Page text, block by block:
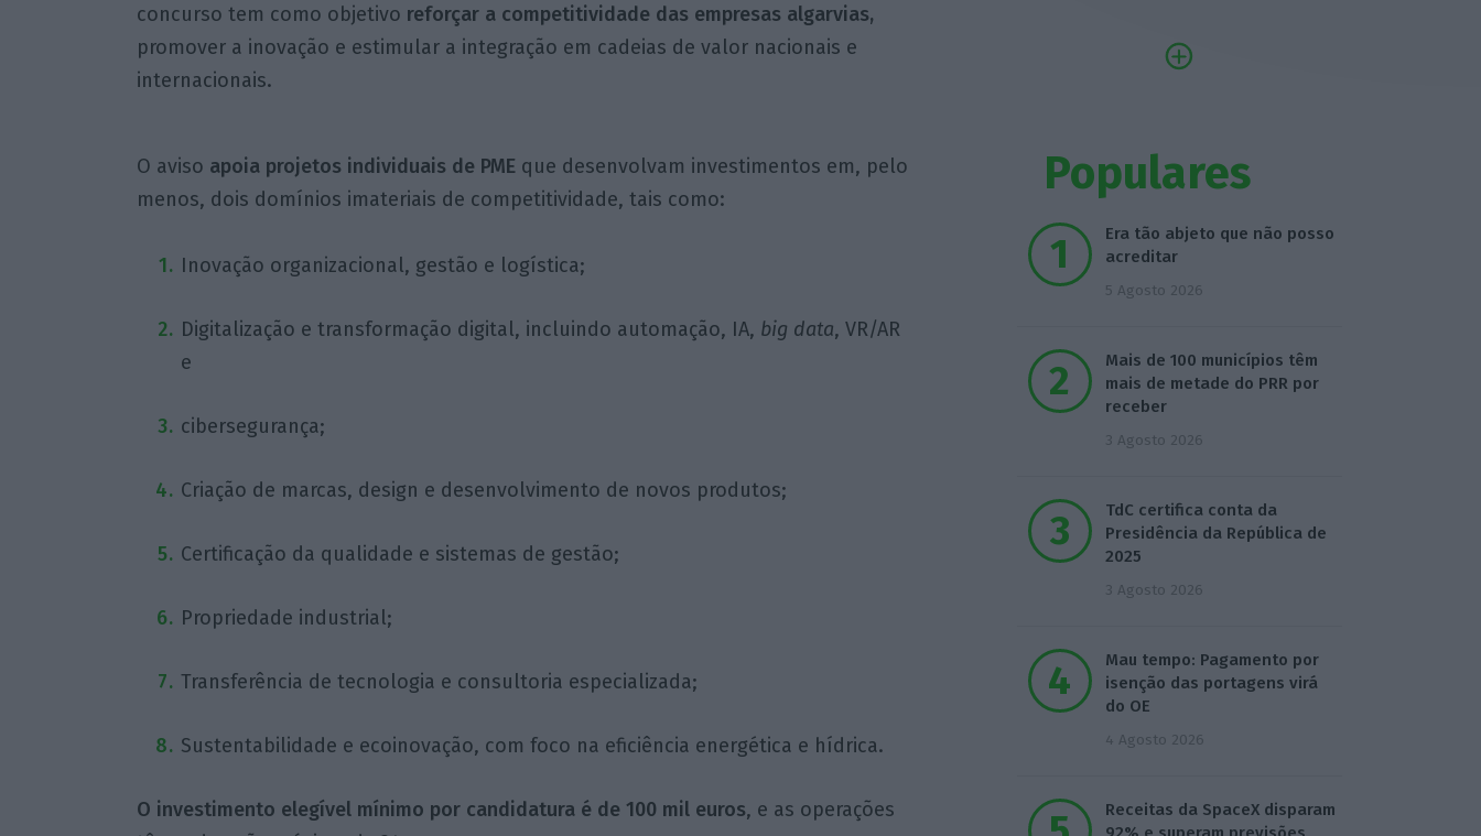
concurso tem como objetivo reforçar a competitividade das empresas algarvias,
promover a inovação e estimular a integração em cadeias de valor nacionais e
internacionais.
O aviso apoia projetos individuais de PMEque desenvolvam investimentos em, pelo
menos, dois domínios imateriais de competitividade, tais como:
Inovação organizacional, gestão e logística;
Digitalização e transformação digital, incluindo automação, IA, big data, VR/AR
e
cibersegurança;
Criação de marcas, design e desenvolvimento de novos produtos;
Certificação da qualidade e sistemas de gestão;
Propriedade industrial;
Transferência de tecnologia e consultoria especializada;
Sustentabilidade e ecoinovação, com foco na eficiência energética e hídrica.
O investimento elegível mínimo por candidatura é de 100 mil euros, e as operações
Populares
Era tão abjeto que não posso
acreditar
5 Agosto 2026
Mais de 100 municípios têm
mais de metade do PRR por
receber
3 Agosto 2026
TdC certifica conta da
Presidência da República de
2025
3 Agosto 2026
Mau tempo: Pagamento por
isenção das portagens virá
do OE
4 Agosto 2026
Receitas da SpaceX disparam